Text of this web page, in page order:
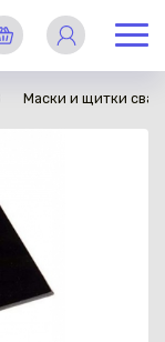
Маски и щитки